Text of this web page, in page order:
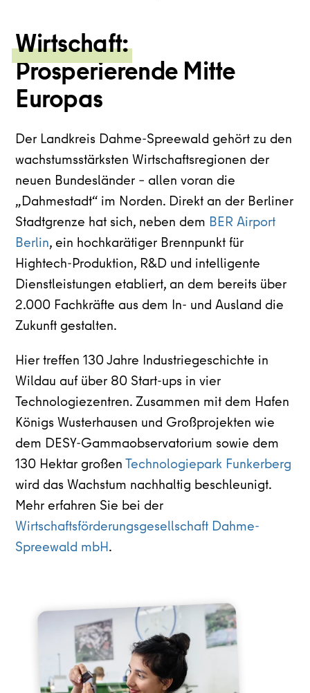
Wirtschaft:
Prosperierende Mitte
Europas
Der Landkreis Dahme-Spreewald gehört zu den
wachstumsstärksten Wirtschaftsregionen der
neuen Bundesländer – allen voran die
„Dahmestadt“ im Norden. Direkt an der Berliner
Stadtgrenze hat sich, neben dem BER Airport
Berlin, ein hochkarätiger Brennpunkt für
Hightech-Produktion, R&D und intelligente
Dienstleistungen etabliert, an dem bereits über
2.000 Fachkräfte aus dem In- und Ausland die
Zukunft gestalten.
Hier treffen 130 Jahre Industriegeschichte in
Wildau auf über 80 Start-ups in vier
Technologiezentren. Zusammen mit dem Hafen
Königs Wusterhausen und Großprojekten wie
dem DESY-Gammaobservatorium sowie dem
130 Hektar großen Technologiepark Funkerberg
wird das Wachstum nachhaltig beschleunigt.
Mehr erfahren Sie bei der
Wirtschaftsförderungsgesellschaft Dahme-
Spreewald mbH.